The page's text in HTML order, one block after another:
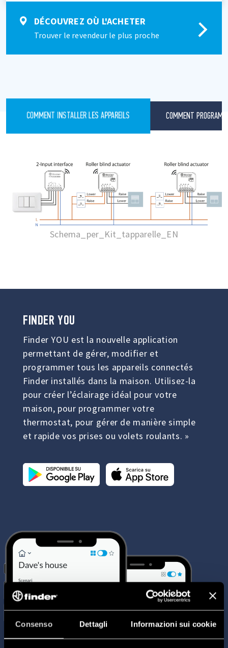
Consenso Dettagli Informazioni sui cookie
DÉCOUVREZ OÙ L'ACHETER
Trouver le revendeur le plus proche
COMMENT INSTALLER LES APPAREILS COMMENT
Schema_per_Kit_tapparelle_EN
FINDERYOU
Finder YOU est la nouvelle application
permettant de gérer, modifier et
programmer tous les appareils connectés
Finder installés dans la maison. Utilisez-la
pour créer l’éclairage idéal pour votre
maison, pour programmer votre
thermostat, pour gérer de manière simple
et rapide vos prises ou volets roulants. »